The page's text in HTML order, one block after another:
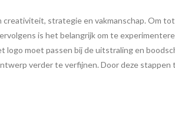
creativiteit, strategie en vakmanschap. Om
is het belangrijk om te
logo moet passen bij de uitstraling en
verder te verfijnen. Door deze